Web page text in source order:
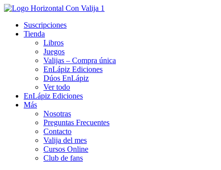
Ir
contenidoSuscripciones
Tienda
Libros
Juegos
Valijas – Compra única
EnLápiz Ediciones
Dúos EnLápiz
Ver todo
EnLápiz Ediciones
Más
Nosotras
Preguntas Frecuentes
Contacto
Valija del mes
Cursos Online
Club de fans